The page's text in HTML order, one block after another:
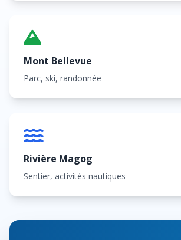
Mont Bellevue
Parc, ski, randonnée
Rivière Magog
Sentier, activités nautiques